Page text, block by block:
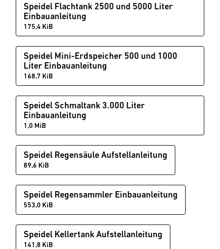
Speidel Flachtank 2500 und 5000 Liter
Einbauanleitung
175,4 KiB
Speidel Mini-Erdspeicher 500 und 1000
Liter Einbauanleitung
168,7 KiB
Speidel Schmaltank 3.000 Liter
Einbauanleitung
1,0 MiB
Speidel Regensäule Aufstellanleitung
89,6 KiB
Speidel Regensammler Einbauanleitung
553,0 KiB
Speidel Kellertank Aufstellanleitung
141,8 KiB